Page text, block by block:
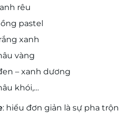
rêu
pastel
xanh
vàng
– xanh dương
khói,…
: hiểu đơn giản là sự pha trộn